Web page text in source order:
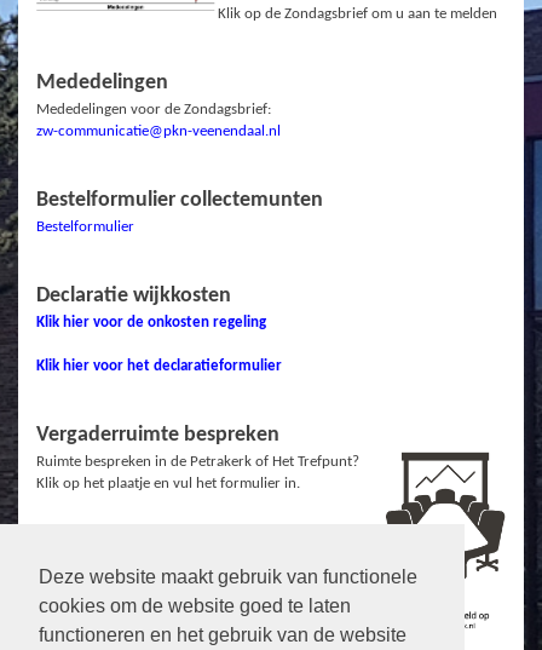
Deze website maakt gebruik van functionele
cookies om de website goed te laten
functioneren en het gebruik van de website
Klik op de Zondagsbrief om u aan te melden
Mededelingen
Mededelingen voor de Zondagsbrief:
zw-communicatie@pkn-veenendaal.nl
Bestelformulier collectemunten
Bestelformulier
Declaratie wijkkosten
Klik hier voor de onkosten regeling
Klik hier voor het declaratieformulier
Vergaderruimte bespreken
Ruimte bespreken in de Petrakerk of Het Trefpunt?
Klik op het plaatje en vul het formulier in.
Links
Protestantse Gemeente Veenendaal